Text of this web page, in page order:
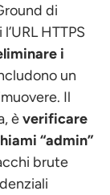
di
HTTPS
i
un
Il
èverificare
“admin”
brute